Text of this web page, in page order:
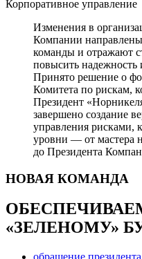
Корпоративное управление
Изменения в
Компании
команды и отражают
повысить надежность
Принято решение о
Комитета по рискам,
Президент
завершено создание
управления рисками,
уровни — от мастера
до Президента
НОВАЯ КОМАНДА
«ЗЕЛЕНОМУ»